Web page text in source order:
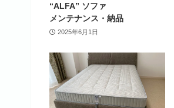
“ALFA” ソファ
メンテナンス・納品
2025年6月1日